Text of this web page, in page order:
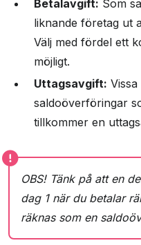
Betalavgift: Som
liknande företag ut
Välj med fördel ett
möjligt.
Uttagsavgift:
saldoöverföringar
tillkommer en
OBS! Tänk på att en
dag 1 när du betalar
räknas som en